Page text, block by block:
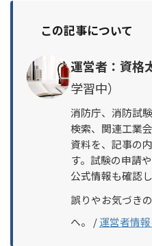
この記事について
運営者：資格
学習中）
消防庁、消防試
検索、関連工業
資料を、記事の
す。試験の申請
公式情報も確認
誤りやお気づき
へ。 /運営者情